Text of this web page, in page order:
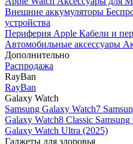
Внешние аккумуляторы
устройства
Периферия Apple Кабели и
Автомобильные аксессуары
Дополнительно
Распродажа
RayBan
RayBan
Galaxy Watch
Samsung Galaxy Watch7
Galaxy Watch8 Classic
Galaxy Watch Ultra (2025)
Гаджеты для здоровья